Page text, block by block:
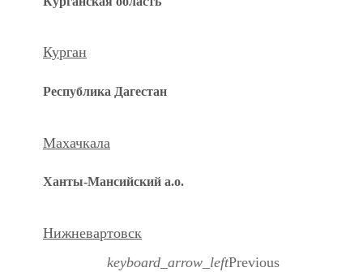
Курган
Республика Дагестан
Махачкала
Ханты-Мансийский а.о.
Нижневартовск
keyboard_arrow_leftPrevious